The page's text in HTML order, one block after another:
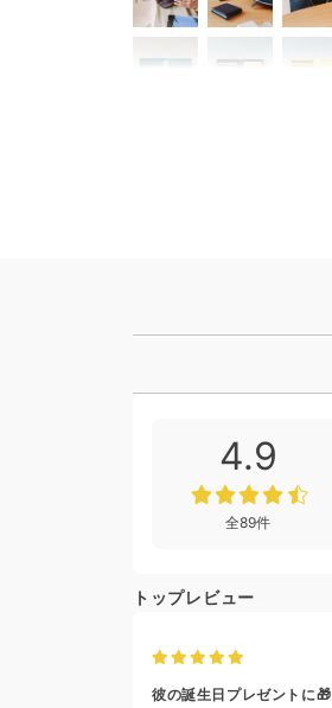
4.9
全89件
トップレビュー
彼の誕生日プレゼントに🎁